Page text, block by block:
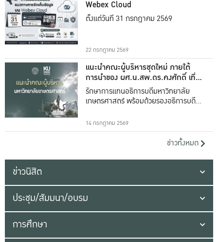
Webex Cloud
ตั้งแต่วันที่ 31 กรกฎาคม 2569
22 กรกฎาคม 2569
แนะนำคณะผู้บริหารชุดใหม่ ภายใต้
การนำของ ผศ.น.สพ.ดร.คงศักดิ์ เที่ยง
ธรรม
รักษาการแทนอธิการบดีมหาวิทยาลัย
เกษตรศาสตร์ พร้อมด้วยรองอธิการบดีทั้ง
14 กรกฎาคม 2569
ข่าวทั้งหมด
ข่าวนิสิต
ประชุม/สัมมนา/อบรม
การศึกษา